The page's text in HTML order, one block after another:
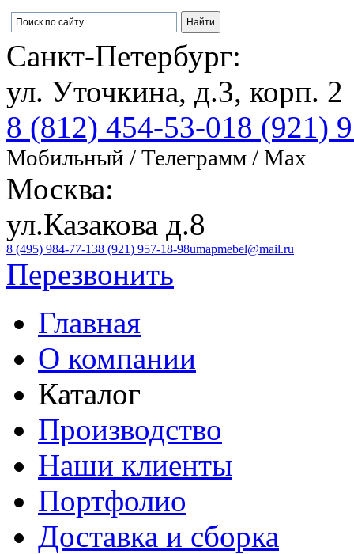
Санкт-Петербург:
ул. Уточкина, д.3, корп. 2
8 (812) 454-53-018 (921)
Мобильный / Телеграмм / Max
Москва:
ул.Казакова д.8
8 (495) 984-77-138 (921) 957-18-98umapmebel@mail.ru
Перезвонить
Главная
О компании
Каталог
Производство
Наши клиенты
Портфолио
Доставка и сборка